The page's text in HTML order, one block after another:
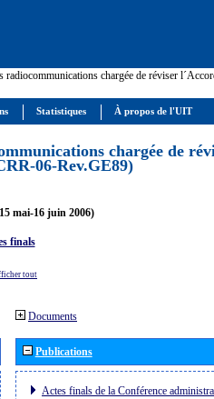
radiocommunications chargée de réviser
chargée de
06-Rev.GE89)
mai-16 juin 2006)
finals
tout
Documents
Publications
Actes finals de la Conférence
Statistiques À propos de l'UIT